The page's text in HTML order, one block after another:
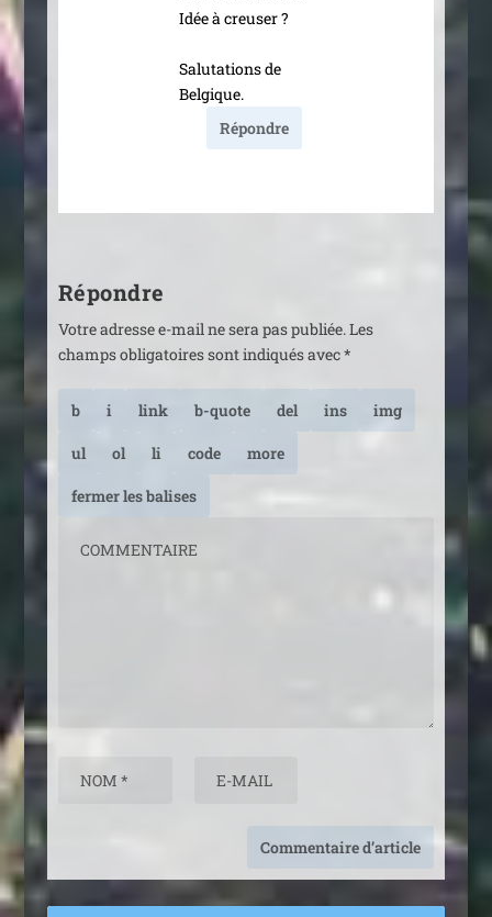
Idée à creuser ?
Salutations de
Belgique.
Répondre
Répondre
Votre adresse e-mail ne sera pas publiée.Les
champs obligatoires sont indiqués avec*